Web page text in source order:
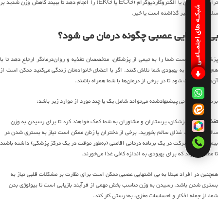
تراکم استخوان یا الکتروکاردیوگرام (ECG یا EKG) را انجام دهد تا ببیند کاهش وزن شدید بر
سلامت شما تأثیر گذاشته است یا خیر.
بی اشتهایی عصبی چگونه درمان می شود؟
پزشک ممکن است شما را به تیمی از پزشکان، متخصصان تغذیه و روان‌درمانگر ارجاع دهد تا با
هم برای کمک به بهبودی شما تلاش کنند. اگر با اعضای خانواده‌تان زندگی می‌کنید ممکن است از
آن‌ها نیز دعوت شود تا در برخی از درمان‌ها با شما همراه باشند.
برنامه‌های درمانی پیشنهادشده می‌تواند شامل یک یا چند مورد از موارد زیر باشد:
تغذیه‌درمانی
. پزشکان، پرستاران و مشاوران به شما کمک خواهند کرد تا برای رسیدن به وزن
سالم و حفظ آن، غذای سالم بخورید. برخی از دختران یا زنان ممکن است نیاز به بستری شدن در
بیمارستان یا شرکت در یک برنامه درمانی اقامتی (به‌طور موقت در یک مرکز پزشکی) داشته باشند
تا مطمئن شوند که برای بهبودی به اندازه کافی غذا می‌خورند.
همچنین در افراد مبتلا به بی اشتهایی عصبی ممکن است برای نظارت بر مشکلات قلبی نیاز به
بستری شدن باشد. رسیدن به وزن مناسب بخش مهمی از فرآیند بازیابی است تا بیولوژی بدن
شما، از جمله افکار و احساسات مغزی، به‌درستی کار کند.
شبکـه های اجتمـاعـی